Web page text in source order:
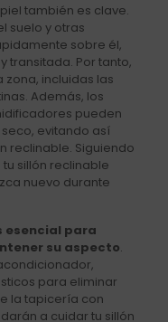
también es clave.
suelo y otras
sobre él,
transitada. Por tanto,
incluidas las
Además, los
pueden
evitando así
reclinable. Siguiendo
sillón reclinable
nuevo durante
esencial para
su aspecto.
para eliminar
la tapicería con
a cuidar tu sillón